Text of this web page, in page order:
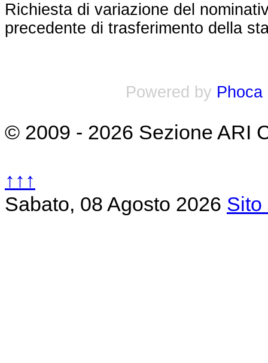
Richiesta di variazione del
precedente di trasferimento della
Powered by Phoca
© 2009 - 2026 Sezione ARI
↑↑↑
Sabato, 08 Agosto 2026 Sito